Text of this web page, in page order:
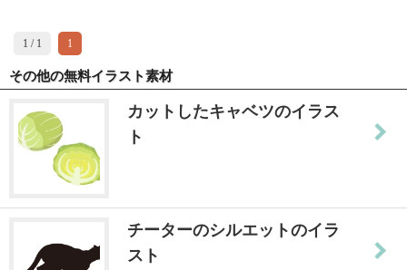
1 / 1 1
その他の無料イラスト素材
カットしたキャベツのイラス
ト
チーターのシルエットのイラ
スト